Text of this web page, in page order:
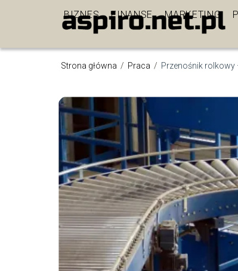
BIZNES FINANSE MARKETING
Strona główna / Praca / Przenośnik rolkowy